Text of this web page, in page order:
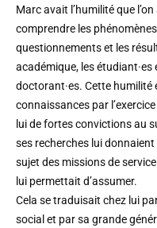
Marc avait l’humilité que
comprendre les
questionnements et les
académique, les
doctorant·es. Cette
connaissances par
lui de fortes convictions au
ses recherches lui donnaient
sujet des missions de
lui permettait d’assumer.
Cela se traduisait chez lui
social et par sa grande